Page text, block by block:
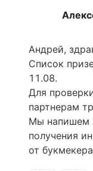
Андрей,
Список
11.08.
Для
партнерам
Мы напишем
получения
от